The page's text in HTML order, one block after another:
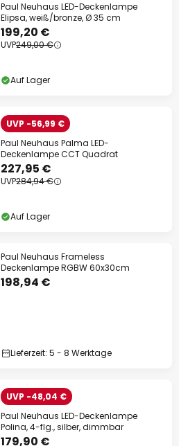
Paul Neuhaus LED-Deckenlampe
Elipsa, weiß/bronze, Ø 35 cm
199,20 €
UVP249,00 €
Auf Lager
UVP -56,99 €
Paul Neuhaus Palma LED-
Deckenlampe CCT Quadrat
227,95 €
UVP284,94 €
Auf Lager
Paul Neuhaus Frameless
Deckenlampe RGBW 60x30cm
198,94 €
Lieferzeit: 5 - 8 Werktage
UVP -48,04 €
Paul Neuhaus LED-Deckenlampe
Polina, 4-flg., silber, dimmbar
179,90 €